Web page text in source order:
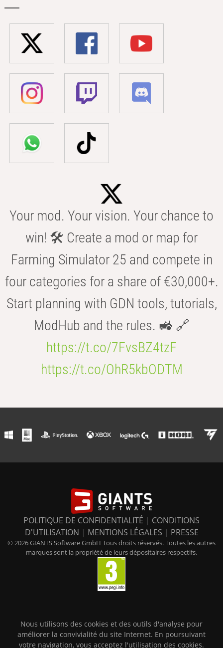
Your mod. Your vision. Your chance to
win! 🛠️ Create a mod or map for
Farming Simulator 25 and compete in
four categories for a share of €30,000+.
Start planning with GDN tools, tutorials,
ModHub and the rules. 🚜 🔗
https://t.co/7FvsBZ4tzF
https://t.co/OhR5kbODTM
POLITIQUE DE CONFIDENTIALITÉ | CONDITIONS
D'UTILISATION | MENTIONS LÉGALES | PRESSE
© 2026 GIANTS Software GmbH Tous droits réservés. Toutes les autres
marques sont la propriété de leurs dépositaires respectifs.
Nous utilisons des cookies et des outils d'analyse pour
améliorer la convivialité du site Internet. En poursuivant
votre navigation, vous acceptez l'utilisation des cookies.